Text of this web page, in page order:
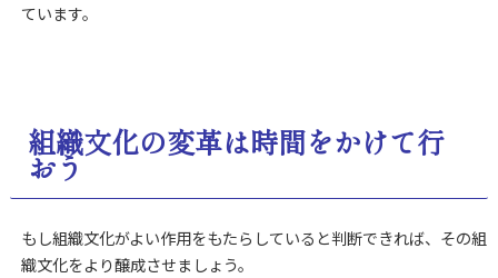
ています。
組織文化の変革は時間をかけて行
おう
もし組織文化がよい作用をもたらしていると判断できれば、その組
織文化をより醸成させましょう。